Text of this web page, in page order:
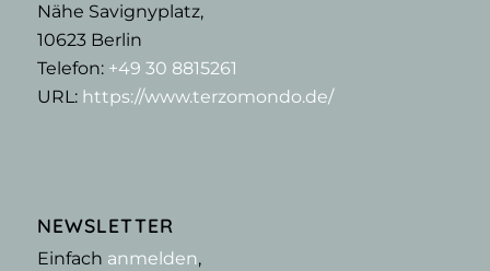
Nähe Savignyplatz,
10623Berlin
Telefon: +49 30 8815261
URL: https://www.terzomondo.de/
NEWSLETTER
Einfach anmelden,